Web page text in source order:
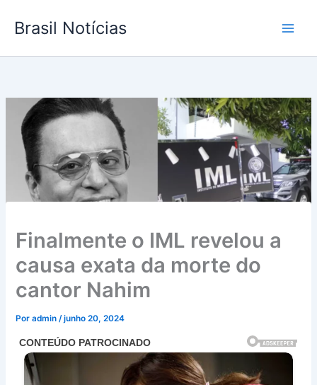
para
conteúdo
Brasil Notícias
Finalmente o IML revelou a
causa exata da morte do
cantor Nahim
Poradmin/junho 20, 2024